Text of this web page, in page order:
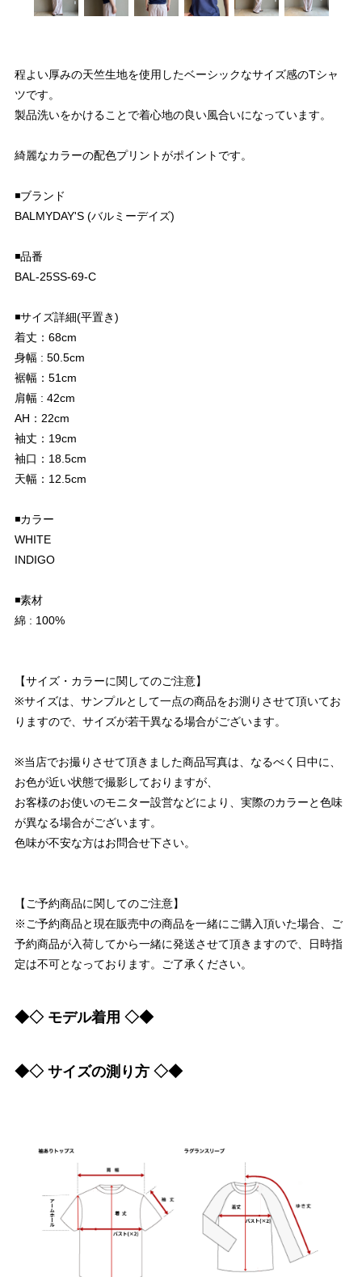
程よい厚みの天竺生地を使用したベーシックなサイズ感のTシャ
ツです。
製品洗いをかけることで着心地の良い風合いになっています。
綺麗なカラーの配色プリントがポイントです。
◾️ブランド
BALMYDAY'S (バルミーデイズ)
◾️品番
BAL-25SS-69-C
◾️サイズ詳細(平置き)
着丈：68cm
身幅 : 50.5cm
裾幅：51cm
肩幅 : 42cm
AH：22cm
袖丈：19cm
袖口：18.5cm
天幅：12.5cm
◾️カラー
WHITE
INDIGO
◾️素材
綿 : 100%
【サイズ・カラーに関してのご注意】
※サイズは、サンプルとして一点の商品をお測りさせて頂いてお
りますので、サイズが若干異なる場合がございます。
※当店でお撮りさせて頂きました商品写真は、なるべく日中に、
お色が近い状態で撮影しておりますが、
お客様のお使いのモニター設営などにより、実際のカラーと色味
が異なる場合がございます。
色味が不安な方はお問合せ下さい。
【ご予約商品に関してのご注意】
※ご予約商品と現在販売中の商品を一緒にご購入頂いた場合、ご
予約商品が入荷してから一緒に発送させて頂きますので、日時指
定は不可となっております。ご了承ください。
◆◇ モデル着用 ◇◆
◆◇ サイズの測り方 ◇◆